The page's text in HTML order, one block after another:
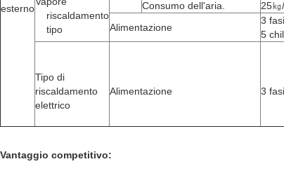
esterno
riscaldamento
tipo
Consumo dell'aria.
25㎏
Alimentazione
3
5
Tipo di
riscaldamento
elettrico
Alimentazione 3
Vantaggio competitivo: